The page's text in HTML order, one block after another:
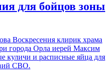
для бойцов зоны
Воскресения клирик храма
города Орла иерей Максим
куличи и расписные яйца для
СВО.